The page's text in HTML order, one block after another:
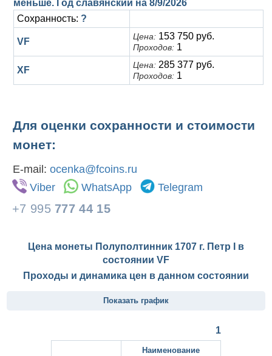
меньше. Год славянский на 8/9/2026
Сохранность: ?
VF Цена: 153 750 руб.
Проходов: 1
XF Цена: 285 377 руб.
Проходов: 1
Для оценки сохранности и стоимости
монет:
E-mail: ocenka@fcoins.ru
Viber
WhatsApp Telegram
+7 995 777 44 15
Цена монеты Полуполтинник 1707 г. Петр I в
состоянии VF
Проходы и динамика цен в данном состоянии
Показать график
1
Наименование